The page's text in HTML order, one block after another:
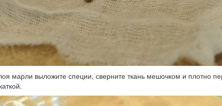
марли выложите специи, сверните ткань мешочком и плотно